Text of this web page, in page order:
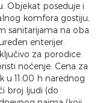
Objekat poseduje i
komfora gostiju,
sanitarijama na oba
enterijer.
za porodice
noćenje. Cena za
u 11:00 h narednog
broj ljudi (do